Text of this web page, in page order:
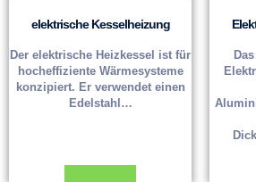
elektrische Kesselheizung
Der elektrische Heizkessel ist für
hocheffiziente Wärmesysteme
konzipiert. Er verwendet einen
Edelstahl…